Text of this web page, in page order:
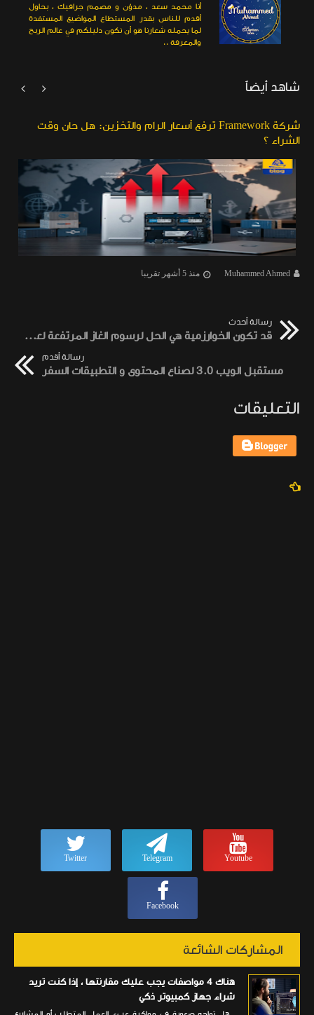
أنا محمد سعد ، مدوّن و مصمم جرافيك ، بحاول
أقدم للناس بقدر المستطاع المواضيع المستفدة
لما يحمله شعارنا هو أن نكون دليلكم في عالم الربح
والمعرفة ..
شاهد أيضاً
شركة Framework ترفع أسعار الرام والتخزين: هل حان وقت
الشراء ؟
Muhammed Ahmed منذ 5 أشهر تقريبا


رسالة أحدث
قد تكون الخوارزمية هي الحل لرسوم الغاز المرتفعة لعملة الإيثريوم
رسالة أقدم
مستقبل الويب 3.0 لصناع المحتوى و التطبيقات السفر
التعليقات
Youtube
Telegram
Twitter
Facebook
المشاركات الشائعة
هناك 4 مواصفات يجب عليك مقارنتها ، إذا كنت تريد
شراء جهاز كمبيوتر ذكي